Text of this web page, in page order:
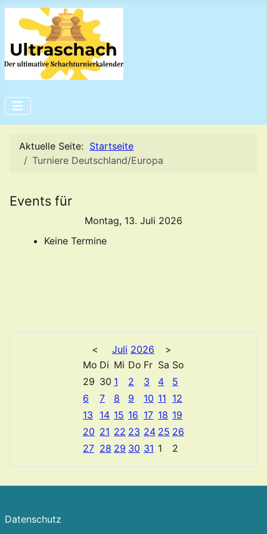
Aktuelle Seite: Startseite
Turniere Deutschland/Europa
Events für
Montag, 13. Juli 2026
Keine Termine
< Juli 2026
>
Mo Di Mi Do Fr Sa So
29 30 1 2 3 4
5
6
7 8 9 10 11 12
13
14 15 16 17 18 19
20 21 22 23 24 25 26
27 28 29 30 31 1 2
Datenschutz